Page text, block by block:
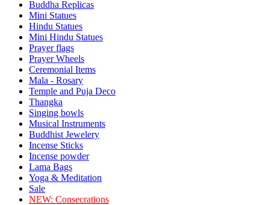
Buddha Replicas
Mini Statues
Hindu Statues
Mini Hindu Statues
Prayer flags
Prayer Wheels
Ceremonial Items
Mala - Rosary
Temple and Puja Deco
Thangka
Singing bowls
Musical Instruments
Buddhist Jewelery
Incense Sticks
Incense powder
Lama Bags
Yoga & Meditation
Sale
NEW: Consecrations